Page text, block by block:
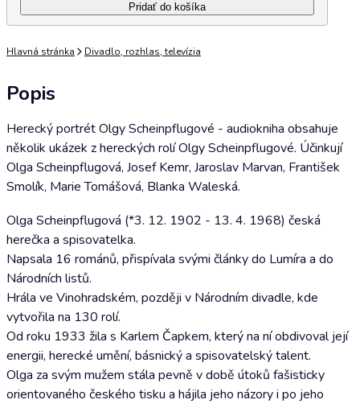
Pridať do košíka
Hlavná stránka Divadlo, rozhlas, televízia
Popis
Herecký portrét Olgy Scheinpflugové - audiokniha obsahuje
několik ukázek z hereckých rolí Olgy Scheinpflugové. Účinkují
Olga Scheinpflugová, Josef Kemr, Jaroslav Marvan, František
Smolík, Marie Tomášová, Blanka Waleská.
Olga Scheinpflugová (*3. 12. 1902 - 13. 4. 1968) česká
herečka a spisovatelka.
Napsala 16 románů, přispívala svými články do Lumíra a do
Národních listů.
Hrála ve Vinohradském, později v Národním divadle, kde
vytvořila na 130 rolí.
Od roku 1933 žila s Karlem Čapkem, který na ní obdivoval její
energii, herecké umění, básnický a spisovatelský talent.
Olga za svým mužem stála pevně v době útoků fašisticky
orientovaného českého tisku a hájila jeho názory i po jeho